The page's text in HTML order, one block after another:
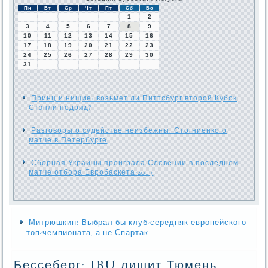
Пн Вт Ср Чт Пт Сб Вс
1
2
3
4 5 6 7 8
9
10
11 12 13 14 15
16
17
18 19 20 21 22
23
24
25 26 27 28 29
30
31
Принц и нищие: возьмет ли Питтсбург второй Кубок
Стэнли подряд?
Разговоры о судействе неизбежны. Стогниенко о
матче в Петербурге
Сборная Украины проиграла Словении в последнем
матче отбора Евробаскета-2017
Митрюшкин: Выбрал бы клуб-середняк европейского
топ-чемпионата, а не Спартак